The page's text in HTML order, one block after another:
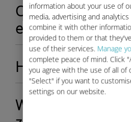
information about your use of
media, advertising and
combine it with other
provided to them or that
use of their services. Manage
complete peace of mind. Click
you agree with the use of all of
"Select" if you want to
settings on our website.
Ondersteunt
eSIM?
Hoe gegevens
Welke Samsung